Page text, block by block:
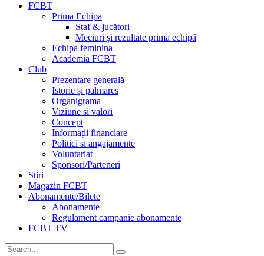
FCBT
Prima Echipa
Staf & jucători
Meciuri și rezultate prima echipă
Echipa feminina
Academia FCBT
Club
Prezentare generală
Istorie și palmares
Organigrama
Viziune si valori
Concept
Informații financiare
Politici si angajamente
Voluntariat
Sponsori/Parteneri
Stiri
Magazin FCBT
Abonamente/Bilete
Abonamente
Regulament campanie abonamente
FCBT TV